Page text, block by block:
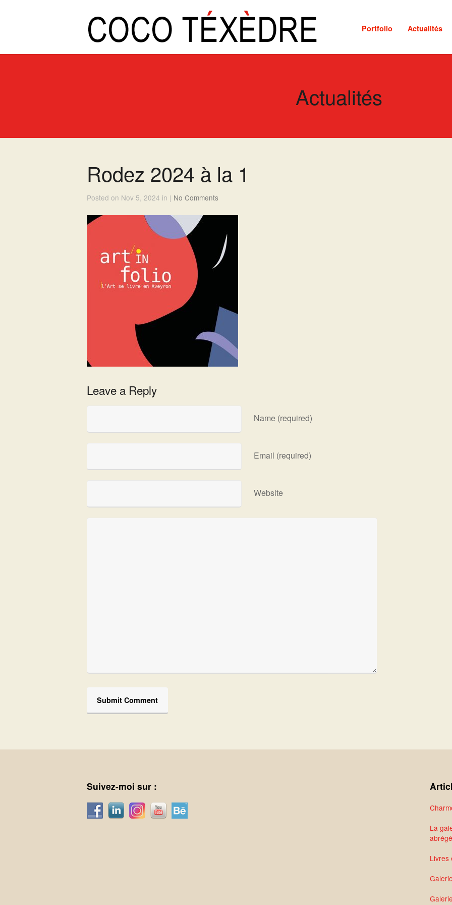
Portfolio Actualités
Actualités
Rodez 2024 à la 1
Posted on Nov 5, 2024 in | No Comments
Leave a Reply
Name (required)
Email (required)
Website
Suivez-moi sur :
La
Livres